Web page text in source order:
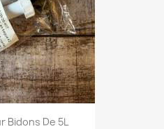
Bidons De 5L